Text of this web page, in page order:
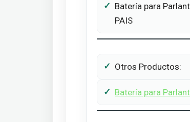
Batería para
PAIS
Otros Productos:
Batería para